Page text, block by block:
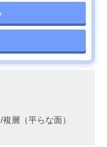
層（平らな面）